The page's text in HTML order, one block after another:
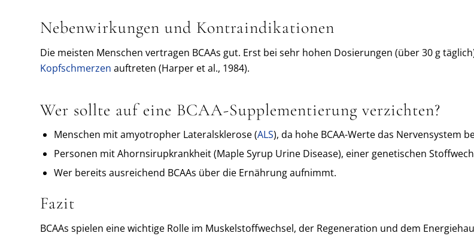
Nebenwirkungen und Kontraindikationen
Die meisten Menschen vertragen BCAAs gut. Erst bei sehr hohen Dosierungen (über 30 g
Kopfschmerzen auftreten (Harper et al., 1984).
Wer sollte auf eine BCAA-Supplementierung verzichten?
Menschen mit amyotropher Lateralsklerose (ALS), da hohe BCAA-Werte das Nervensystem
Personen mit Ahornsirupkrankheit (Maple Syrup Urine Disease), einer genetischen
Wer bereits ausreichend BCAAs über die Ernährung aufnimmt.
Fazit
BCAAs spielen eine wichtige Rolle im Muskelstoffwechsel, der Regeneration und dem